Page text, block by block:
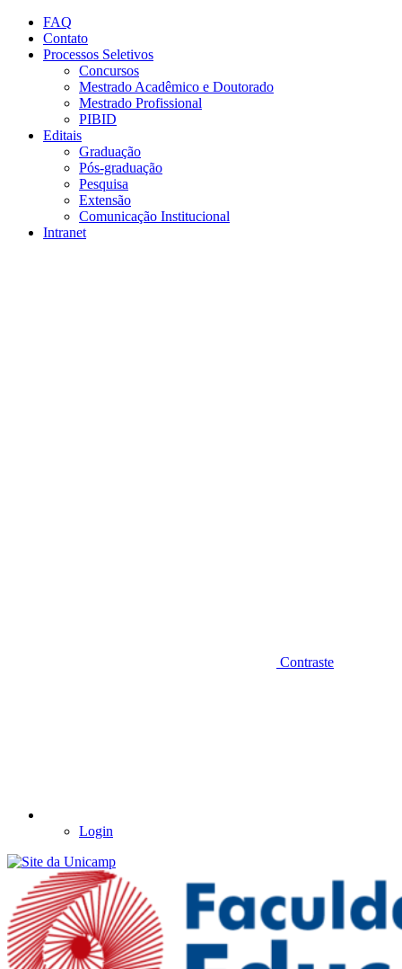
Conteúdo principal
FAQ
Contato
Processos Seletivos
Concursos
Mestrado Acadêmico e Doutorado
Mestrado Profissional
PIBID
Editais
Graduação
Pós-graduação
Pesquisa
Extensão
Comunicação Institucional
Intranet
Contraste
Login